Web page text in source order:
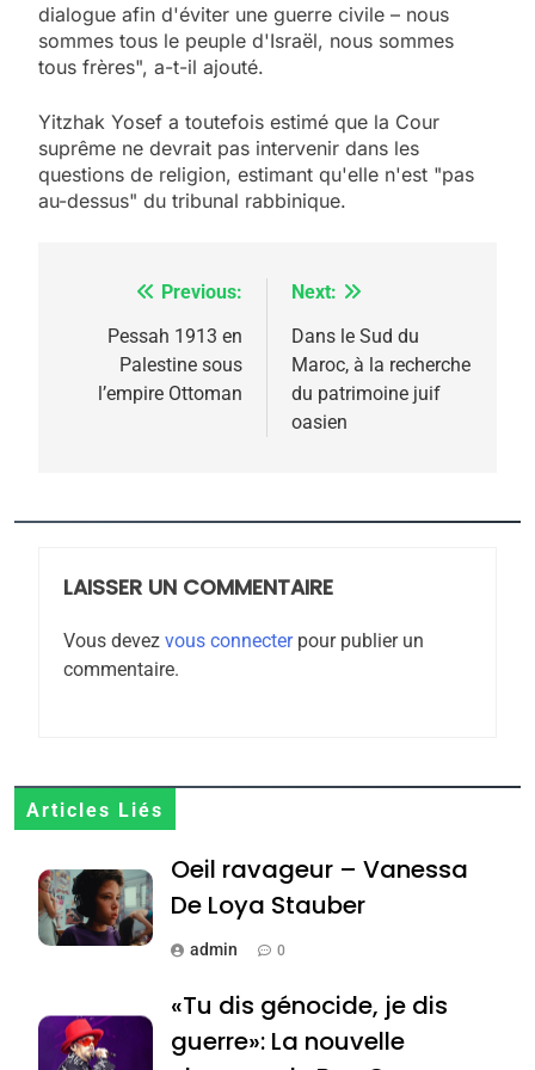
dialogue afin d'éviter une guerre civile – nous
sommes tous le peuple d'Israël, nous sommes
tous frères", a-t-il ajouté.
Yitzhak Yosef a toutefois estimé que la Cour
suprême ne devrait pas intervenir dans les
questions de religion, estimant qu'elle n'est "pas
au-dessus" du tribunal rabbinique.
Navigation
l’article
Previous:
Pessah 1913 en
Palestine sous
l’empire Ottoman
Next:
Dans le Sud du
Maroc, à la recherche
du patrimoine juif
oasien
LAISSER UN COMMENTAIRE
Vous devez vous connecterpour publier un
commentaire.
Articles Liés
Oeil ravageur – Vanessa
De Loya Stauber
admin 0
«Tu dis génocide, je dis
guerre»: La nouvelle
2025, l’année la plus
rapport d’ADL contre
FRANCE ISRAÉL
6
Zrihen-Dvir
7
Jacques Hadida
JUDAISME
Maroc : Les amandes de
Tafraout, le miel de Tadla
Azilal consacrés produits